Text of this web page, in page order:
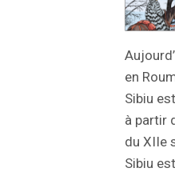
en
Sibiu
à partir
du XIIe
Sibiu